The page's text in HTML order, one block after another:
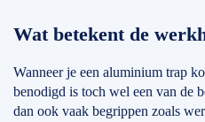
Wat betekent de
Wanneer je een aluminium trap
benodigd is toch wel een van de
dan ook vaak begrippen zoals